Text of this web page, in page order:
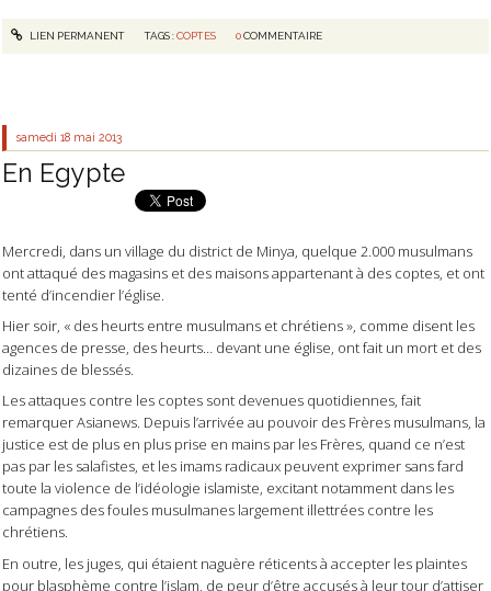
LIEN PERMANENT TAGS :COPTES 0COMMENTAIRE
samedi 18 mai 2013
En Egypte
Mercredi, dans un village du district de Minya, quelque 2.000 musulmans
ont attaqué des magasins et des maisons appartenant à des coptes, et ont
tenté d’incendier l’église.
Hier soir, « des heurts entre musulmans et chrétiens », comme disent les
agences de presse, des heurts… devant une église, ont fait un mort et des
dizaines de blessés.
Les attaques contre les coptes sont devenues quotidiennes, fait
remarquer Asianews. Depuis l’arrivée au pouvoir des Frères musulmans, la
justice est de plus en plus prise en mains par les Frères, quand ce n’est
pas par les salafistes, et les imams radicaux peuvent exprimer sans fard
toute la violence de l’idéologie islamiste, excitant notamment dans les
campagnes des foules musulmanes largement illettrées contre les
chrétiens.
En outre, les juges, qui étaient naguère réticents à accepter les plaintes
pour blasphème contre l’islam, de peur d’être accusés à leur tour d’attiser